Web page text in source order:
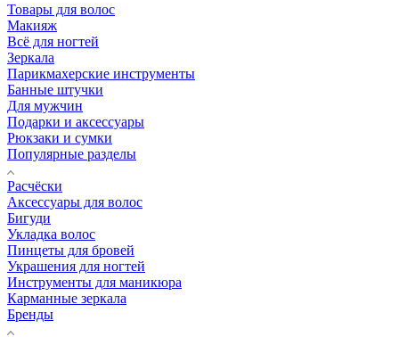
Товары для волос
Макияж
Всё для ногтей
Зеркала
Парикмахерские инструменты
Банные штучки
Для мужчин
Подарки и аксессуары
Рюкзаки и сумки
Популярные разделы
Расчёски
Аксессуары для волос
Бигуди
Укладка волос
Пинцеты для бровей
Украшения для ногтей
Инструменты для маникюра
Карманные зеркала
Бренды